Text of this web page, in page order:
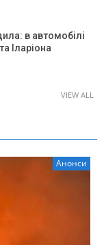
в автомобілі
Іларіона
VIEW ALL
Анонси